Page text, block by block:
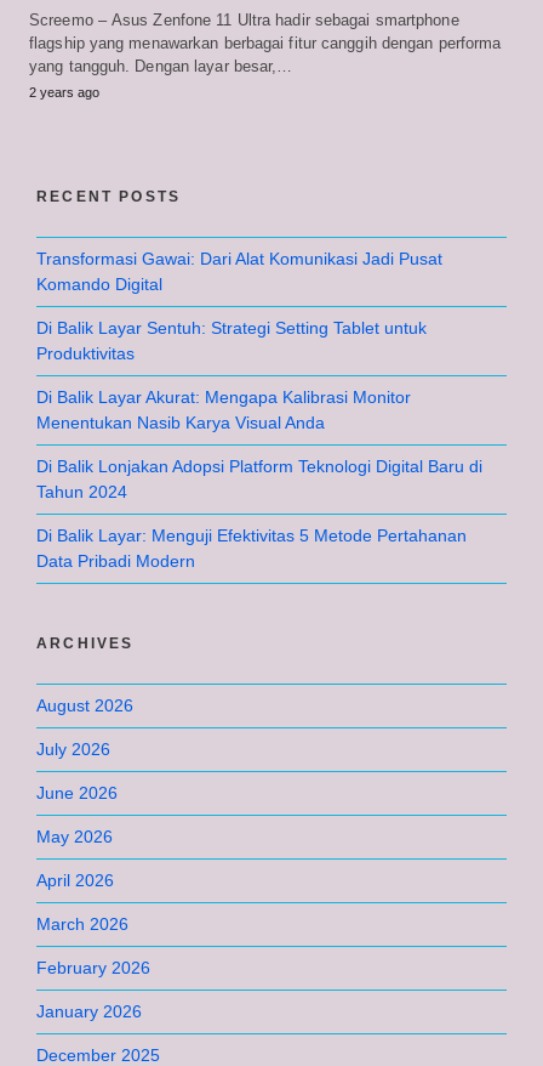
Screemo – Asus Zenfone 11 Ultra hadir sebagai smartphone
flagship yang menawarkan berbagai fitur canggih dengan performa
yang tangguh. Dengan layar besar,…
2 years ago
RECENT POSTS
Transformasi Gawai: Dari Alat Komunikasi Jadi Pusat
Komando Digital
Di Balik Layar Sentuh: Strategi Setting Tablet untuk
Produktivitas
Di Balik Layar Akurat: Mengapa Kalibrasi Monitor
Menentukan Nasib Karya Visual Anda
Di Balik Lonjakan Adopsi Platform Teknologi Digital Baru di
Tahun 2024
Di Balik Layar: Menguji Efektivitas 5 Metode Pertahanan
Data Pribadi Modern
ARCHIVES
August 2026
July 2026
June 2026
May 2026
April 2026
March 2026
February 2026
January 2026
December 2025